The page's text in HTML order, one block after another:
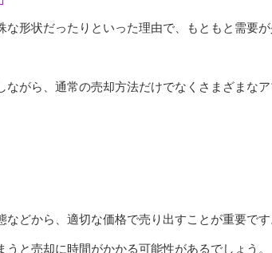
な形状だったりといった理由で、もともと需要
ながら、通常の売却方法だけでなくさまざまな
どから、適切な価格で売り出すことが重要です
と売却に時間がかかる可能性があるでしょう。